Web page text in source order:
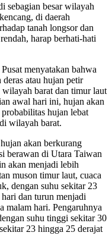
sebagian besar wilayah
di daerah
tanah longsor dan
harap berhati-hati
menyatakan bahwa
atau hujan petir
barat dan timur laut
awal hari ini, hujan akan
hujan lebat
wilayah barat.
akan berkurang
berawan di Utara Taiwan
akan menjadi lebih
muson timur laut, cuaca
dengan suhu sekitar 23
dan turun menjadi
malam hari. Pengaruhnya
suhu tinggi sekitar 30
23 hingga 25 derajat